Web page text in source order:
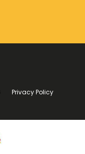
Privacy Policy